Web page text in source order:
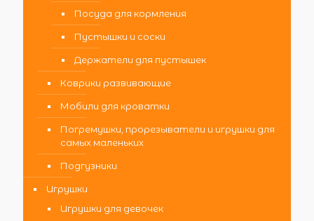
Посуда для кормления
Пустышки и соски
Держатели для пустышек
Коврики развивающие
Мобили для кроватки
Погремушки, прорезыватели и игрушки для
самых маленьких
Подгузники
Игрушки
Игрушки для девочек